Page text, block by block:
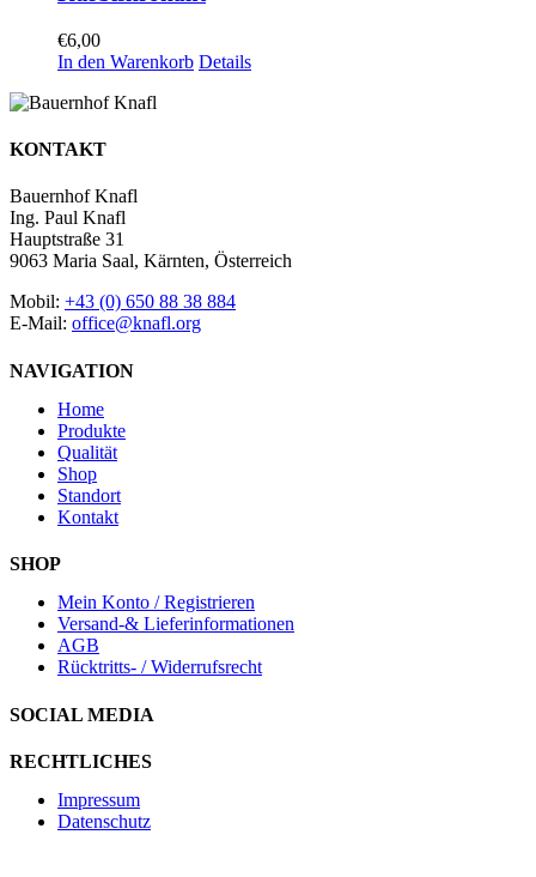
€6,00
In den Warenkorb Details
KONTAKT
Bauernhof Knafl
Ing. Paul Knafl
Hauptstraße 31
9063 Maria Saal, Kärnten, Österreich
Mobil: +43 (0) 650 88 38 884
E-Mail: office@knafl.org
NAVIGATION
Home
Produkte
Qualität
Shop
Standort
Kontakt
SHOP
Mein Konto / Registrieren
Versand-& Lieferinformationen
AGB
Rücktritts- / Widerrufsrecht
SOCIAL MEDIA
RECHTLICHES
Impressum
Datenschutz